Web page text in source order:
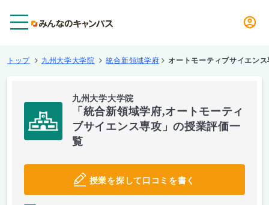
トップ 九州大学大学院 統合新領域学府 オートモーティブサイエンス
九州大学大学院
「統合新領域学府,オートモーティ
ブサイエンス専攻」の授業評価一
覧
授業を探して口コミを書く